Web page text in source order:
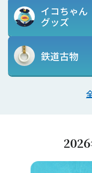
イコちゃん
グッズ
鉄道古物